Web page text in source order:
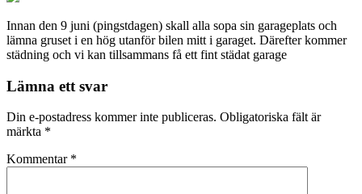
Innan den 9 juni (pingstdagen) skall alla sopa sin garageplats och
lämna gruset i en hög utanför bilen mitt i garaget. Därefter kommer
städning och vi kan tillsammans få ett fint städat garage
Lämna ett svar
Din e-postadress kommer inte publiceras. Obligatoriska fält är
märkta *
Kommentar *